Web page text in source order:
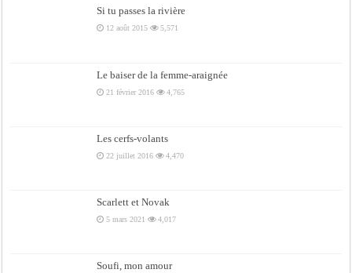
Si tu passes la rivière
12 août 2015 5,571
Le baiser de la femme-araignée
21 février 2016 4,765
Les cerfs-volants
22 juillet 2016 4,470
Scarlett et Novak
5 mars 2021 4,017
Soufi, mon amour